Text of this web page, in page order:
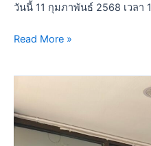
วันนี้ 11 กุมภาพันธ์ 2568 เวลา
Read More »
ประชาสัมพันธ์
ประชาชน